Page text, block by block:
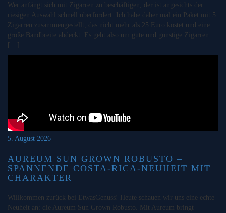
Wer anfängt sich mit Zigarren zu beschäftigen, der ist angesichts der
riesigen Auswahl schnell überfordert. Ich habe daher mal ein Paket mit 5
Zigarren zusammengestellt, das nicht mehr als 25 Euro kostet und eine
große Bandbreite abdeckt. Es geht also um gute und günstige Zigarren
5. August 2026
AUREUM SUN GROWN ROBUSTO –
SPANNENDE COSTA-RICA-NEUHEIT MIT
CHARAKTER
Willkommen zurück bei EtwasGenuss! Heute schauen wir uns eine echte
Neuheit an: die Aureum Sun Grown Robusto. Mit Aureum bringt